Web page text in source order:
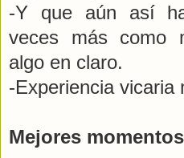
-Y que aún así
veces más como
algo en claro.
-Experiencia vicaria
Mejores